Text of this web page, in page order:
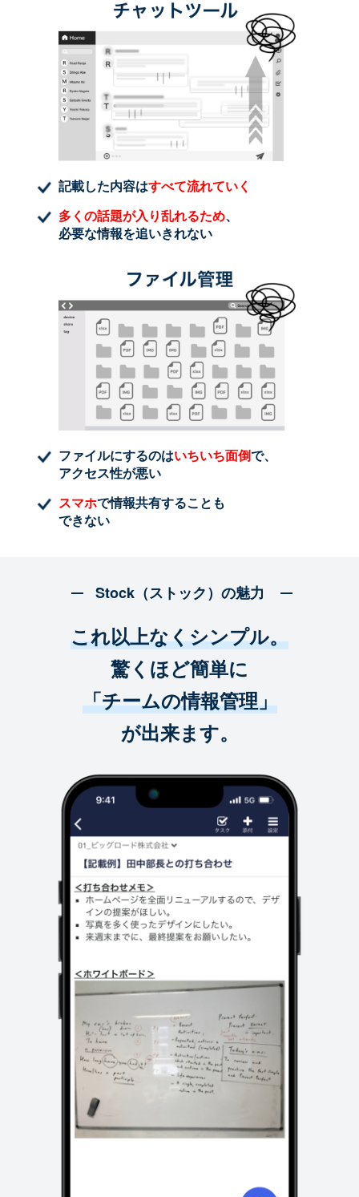
記載した内容はすべて流れていく
多くの話題が入り乱れるため、
必要な情報を追いきれない
ファイルにするのはいちいち面倒で、
アクセス性が悪い
スマホで情報共有することも
できない
Stock（ストック）の魅力
これ以上なくシンプル。
驚くほど簡単に
「チームの情報管理」
が出来ます。